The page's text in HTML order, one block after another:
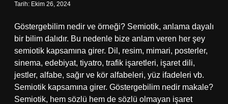
Tarih: Ekim 26, 2024
Göstergebilim nedir ve örneği? Semiotik, anlama dayalı
bir bilim dalıdır. Bu nedenle bize anlam veren her şey
semiotik kapsamına girer. Dil, resim, mimari, posterler,
sinema, edebiyat, tiyatro, trafik işaretleri, işaret dili,
jestler, alfabe, sağır ve kör alfabeleri, yüz ifadeleri vb.
Semiotik kapsamına girer. Göstergebilim nedir makale?
Semiotik, hem sözlü hem de sözlü olmayan işaret